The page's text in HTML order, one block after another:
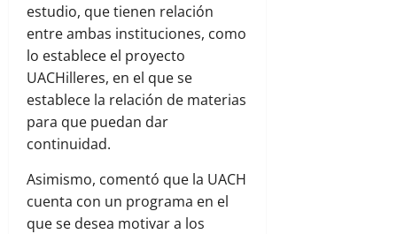
estudio, que tienen relación
entre ambas instituciones, como
lo establece el proyecto
UACHilleres, en el que se
establece la relación de materias
para que puedan dar
continuidad.
Asimismo, comentó que la UACH
cuenta con un programa en el
que se desea motivar a los